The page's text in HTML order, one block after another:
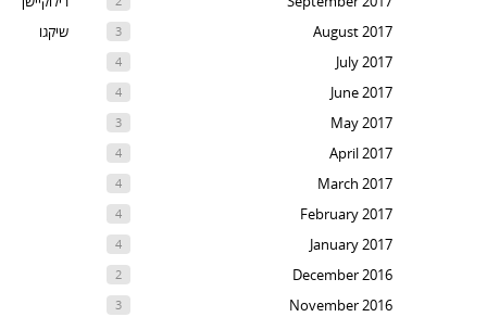
שיקגו
August 2017
3
July 2017
4
June 2017
4
May 2017
3
April 2017
4
March 2017
4
February 2017
4
January 2017
4
December 2016
2
November 2016
3